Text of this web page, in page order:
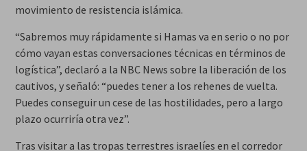
movimiento de resistencia islámica.
“Sabremos muy rápidamente si Hamas va en serio o no por
cómo vayan estas conversaciones técnicas en términos de
logística”, declaró a la NBC News sobre la liberación de los
cautivos, y señaló: “puedes tener a los rehenes de vuelta.
Puedes conseguir un cese de las hostilidades, pero a largo
plazo ocurriría otra vez”.
Tras visitar a las tropas terrestres israelíes en el corredor